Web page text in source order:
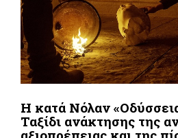
Η κατά Νόλαν
Ταξίδι ανάκτησης της